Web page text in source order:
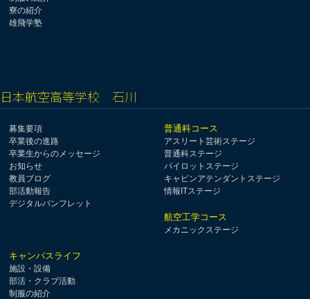
寮の紹介
雄飛学塾
日本航空高等学校 石川
募集要項
卒業後の進路
卒業生からのメッセージ
お知らせ
教員ブログ
部活動報告
デジタルパンフレット
普通科コース
アスリート芸術ステージ
普通科ステージ
パイロットステージ
キャビンアテンダントステージ
情報ITステージ
航空工学コース
メカニックステージ
キャンパスライフ
施設・設備
部活・クラブ活動
制服の紹介